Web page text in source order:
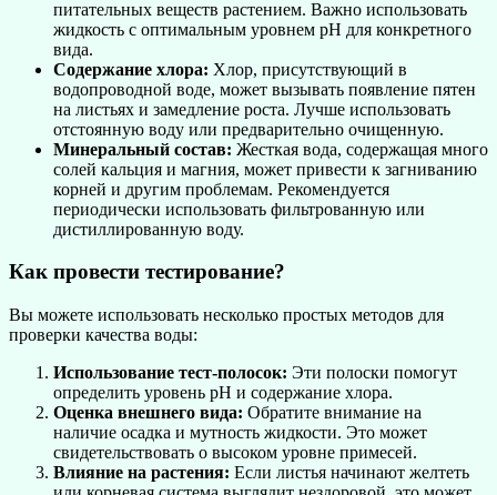
питательных веществ растением. Важно использовать
жидкость с оптимальным уровнем pH для конкретного
вида.
Содержание хлора: Хлор, присутствующий в
водопроводной воде, может вызывать появление пятен
на листьях и замедление роста. Лучше использовать
отстоянную воду или предварительно очищенную.
Минеральный состав: Жесткая вода, содержащая много
солей кальция и магния, может привести к загниванию
корней и другим проблемам. Рекомендуется
периодически использовать фильтрованную или
дистиллированную воду.
Как провести тестирование?
Вы можете использовать несколько простых методов для
проверки качества воды:
Использование тест-полосок: Эти полоски помогут
определить уровень pH и содержание хлора.
Оценка внешнего вида: Обратите внимание на
наличие осадка и мутность жидкости. Это может
свидетельствовать о высоком уровне примесей.
Влияние на растения: Если листья начинают желтеть